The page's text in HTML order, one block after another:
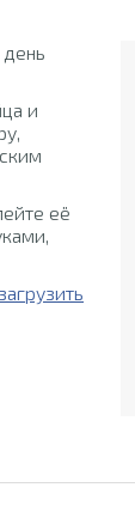
и
её
загрузить